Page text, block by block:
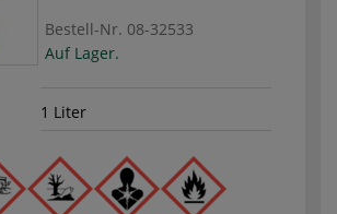
Bestell-Nr. 08-32533
Auf Lager.
1 Liter